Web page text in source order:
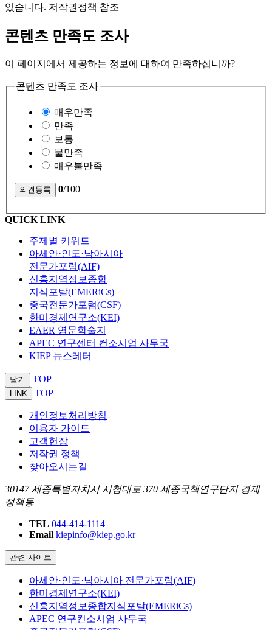
있습니다. 저작권정책 참조
콘텐츠 만족도 조사
이 페이지에서 제공하는 정보에 대하여 만족하십니까?
콘텐츠 만족도 조사
매우만족
만족
보통
불만족
매우불만족
0/100
QUICK LINK
주제별 키워드
아세안·인도·남아시아
전문가포럼(AIF)
신흥지역정보종합
지식포탈(EMERiCs)
중국전문가포럼(CSF)
한미경제연구소(KEI)
EAER 영문학술지
APEC 연구센터 컨소시엄 사무국
KIEP 뉴스레터
닫기 TOP
LINK TOP
개인정보처리방침
이용자 가이드
고객헌장
저작권 정책
찾아오시는길
30147 세종특별자치시 시청대로 370 세종국책연구단지 경제
정책동
TEL 044-414-1114
Email kiepinfo@kiep.go.kr
관련 사이트
아세안·인도·남아시아 전문가포럼(AIF)
한미경제연구소(KEI)
신흥지역정보종합지식포탈(EMERiCs)
APEC 연구컨소시엄 사무국